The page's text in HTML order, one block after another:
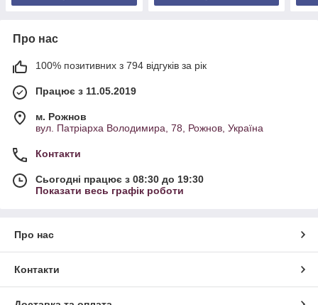
Про нас
100% позитивних з 794 відгуків за рік
Працює з 11.05.2019
м. Рожнов
вул. Патріарха Володимира, 78, Рожнов, Україна
Контакти
Сьогодні працює з 08:30 до 19:30
Показати весь графік роботи
Про нас
Контакти